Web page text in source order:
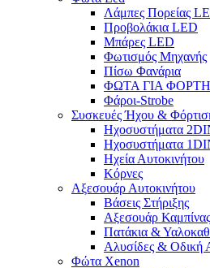
Λάμπες Πορείας
Προβολάκια LED
Μπάρες LED
Φωτισμός Μηχανής
Πίσω Φανάρια
ΦΩΤΑ ΓΙΑ
Φάροι-Strobe
Συσκευές Ήχου &
Ηχοσυστήματα
Ηχοσυστήματα
Ηχεία Αυτοκινήτου
Κόρνες
Αξεσουάρ Αυτοκινήτου
Βάσεις Στήριξης
Αξεσουάρ Καμπίνας
Πατάκια &
Αλυσίδες & Οδική
Φώτα Xenon